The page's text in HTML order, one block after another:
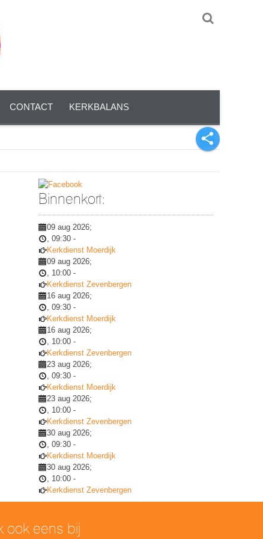
CONTACT KERKBALANS
Binnenkort:
09 aug 2026;
, 09:30 -
Kerkdienst Moerdijk
09 aug 2026;
, 10:00 -
Kerkdienst Zevenbergen
16 aug 2026;
, 09:30 -
Kerkdienst Moerdijk
16 aug 2026;
, 10:00 -
Kerkdienst Zevenbergen
23 aug 2026;
, 09:30 -
Kerkdienst Moerdijk
23 aug 2026;
, 10:00 -
Kerkdienst Zevenbergen
30 aug 2026;
, 09:30 -
Kerkdienst Moerdijk
30 aug 2026;
, 10:00 -
Kerkdienst Zevenbergen
ook eens bij